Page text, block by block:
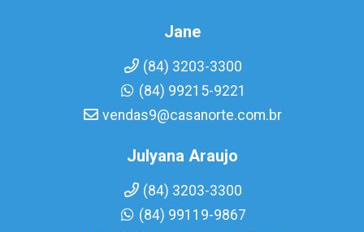
Jane
(84) 3203-3300
(84) 99215-9221
vendas9@casanorte.com.br
Julyana Araujo
(84) 3203-3300
(84) 99119-9867